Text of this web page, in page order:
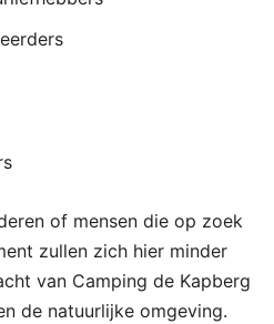
of mensen die op zoek
zullen zich hier minder
van Camping de Kapberg
de natuurlijke omgeving.